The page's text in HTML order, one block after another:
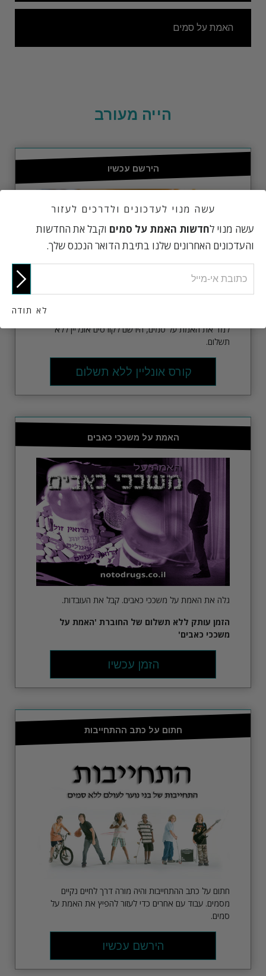
האמת על סמים
הייה מעורב
הירשם עכשיו
למד את האמת על סמים, הירשם לקורסים אונליין ללא
תשלום.
קורס אונליין ללא תשלום
האמת על משככי כאבים
גלה את האמת על משככי כאבים. קבל את העובדות.
הזמן עותק ללא תשלום של החוברת 'האמת על
משככי כאבים'
הזמן עכשיו
חתום על כתב ההתחייבות
חתום על כתב ההתחייבות והיה מורה דרך לחיים נקיים
מסמים. עבוד עם אחרים כדי לעזור להפיץ את האמת על
סמים.
הירשם עכשיו
עשה מנוי לעדכונים ולדרכים לעזור
עשה מנוי לחדשות האמת על סמים וקבל את החדשות
והעדכונים האחרונים שלנו בתיבת הדואר הנכנס שלך.
לא תודה